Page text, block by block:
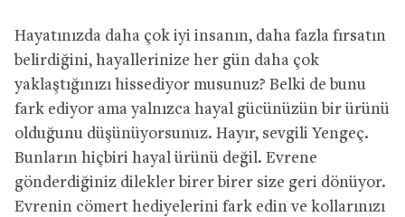
Hayatınızda daha çok iyi insanın, daha fazla fırsatın
belirdiğini, hayallerinize her gün daha çok
yaklaştığınızı hissediyor musunuz? Belki de bunu
fark ediyor ama yalnızca hayal gücünüzün bir ürünü
olduğunu düşünüyorsunuz. Hayır, sevgili Yengeç.
Bunların hiçbiri hayal ürünü değil. Evrene
gönderdiğiniz dilekler birer birer size geri dönüyor.
Evrenin cömert hediyelerini fark edin ve kollarınızı